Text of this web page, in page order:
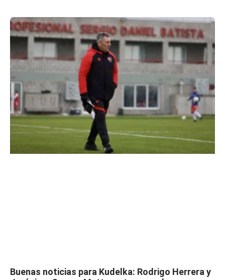
Buenas noticias para Kudelka: Rodrigo Herrera y